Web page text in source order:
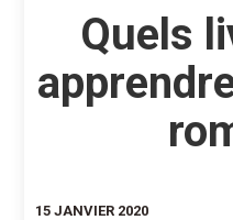
Quels
15 JANVIER 2020